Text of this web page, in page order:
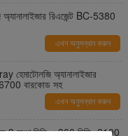
অ্যানালাইজার রিএজেন্ট BC-5380
এখন অনুসন্ধান করুন
অ্যানালাইজার
বারকোড সহ
এখন অনুসন্ধান করুন
3 অংশ বিসি -২300 বিসি -2100